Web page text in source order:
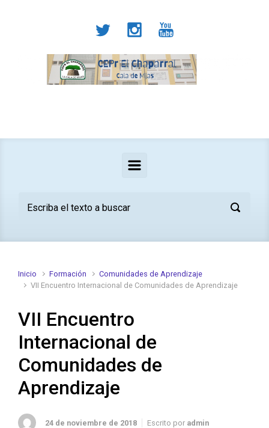
Inicio Formación
Comunidades de Aprendizaje
VII Encuentro Internacional de Comunidades de Aprendizaje
VII Encuentro
Internacional de
Comunidades de
Aprendizaje
24 de noviembre de 2018 Escrito por admin